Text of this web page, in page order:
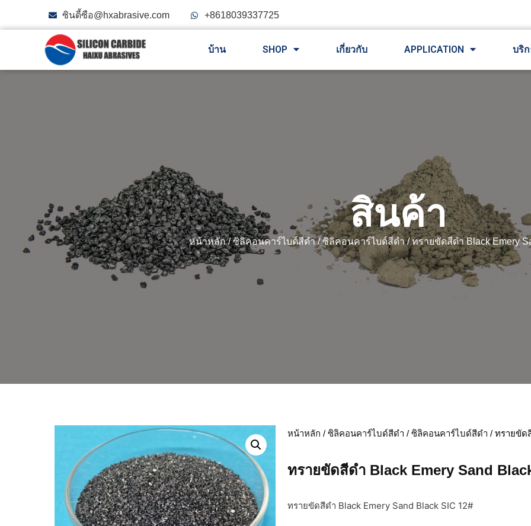
ซินดี้ซือ@hxabrasive.com +8618039337725
บ้าน SHOP เกี่ยวกับ APPLICATION บริ
สินค้า
หน้าหลัก/ซิลิคอนคาร์ไบด์สีดำ/ซิลิคอนคาร์ไบด์สีดำ/ ทรายขัดสีดำ Black Emery
หน้าหลัก /ซิลิคอนคาร์ไบด์สีดำ /ซิลิคอนคาร์ไบด์สีดำ / ทรายขัด
ทรายขัดสีดำ Black Emery Sand
ทรายขัดสีดำ Black Emery Sand Black SIC 12#